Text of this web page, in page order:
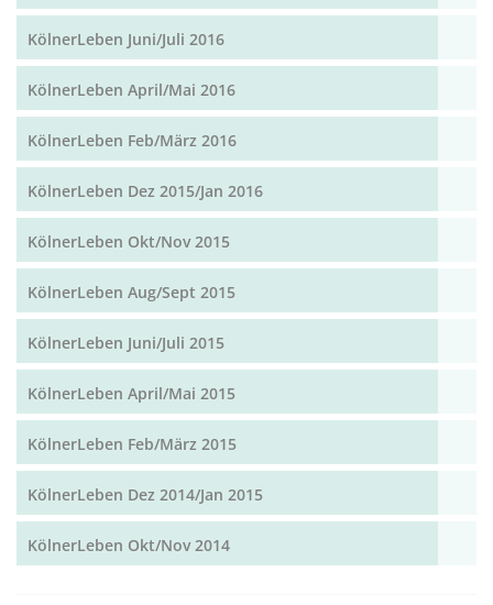
KölnerLeben Juni/Juli 2016
KölnerLeben April/Mai 2016
KölnerLeben Feb/März 2016
KölnerLeben Dez 2015/Jan 2016
KölnerLeben Okt/Nov 2015
KölnerLeben Aug/Sept 2015
KölnerLeben Juni/Juli 2015
KölnerLeben April/Mai 2015
KölnerLeben Feb/März 2015
KölnerLeben Dez 2014/Jan 2015
KölnerLeben Okt/Nov 2014